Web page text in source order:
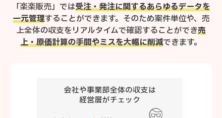
「楽楽販売」では受注・発注に関するあらゆるデータを
一元管理することができます。 そのため案件単位や、売
上全体の収支をリアルタイムで確認することができ売
上・原価計算の手間やミスを大幅に削減できます。